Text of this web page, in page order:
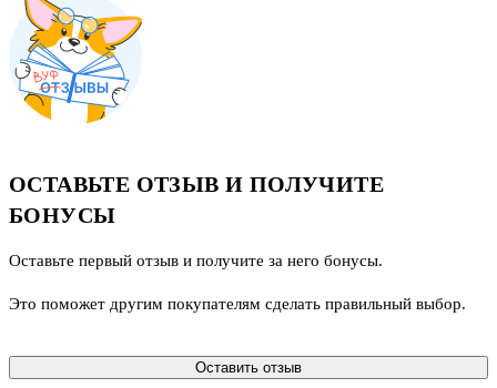
ОСТАВЬТЕ ОТЗЫВ И ПОЛУЧИТЕ
БОНУСЫ
Оставьте первый отзыв и получите за него бонусы.
Это поможет другим покупателям сделать правильный выбор.
Оставить отзыв